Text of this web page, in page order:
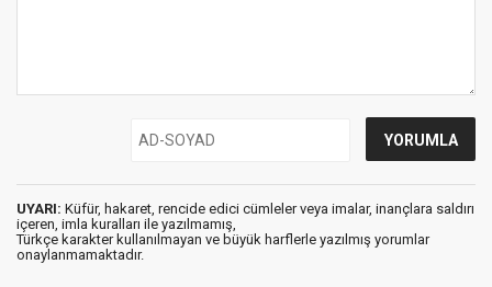
UYARI: Küfür, hakaret, rencide edici cümleler veya imalar, inançlara saldırı
içeren, imla kuralları ile yazılmamış,
Türkçe karakter kullanılmayan ve büyük harflerle yazılmış yorumlar
onaylanmamaktadır.